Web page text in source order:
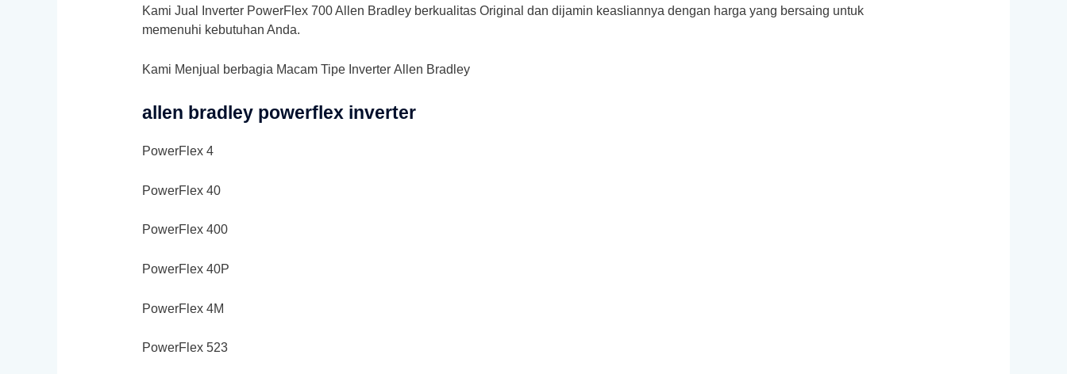
Kami Jual Inverter PowerFlex 700 Allen Bradley berkualitas Original dan dijamin keasliannya dengan harga yang bersaing untuk
memenuhi kebutuhan Anda.
Kami Menjual berbagia Macam Tipe Inverter Allen Bradley
allen bradley powerflex inverter
PowerFlex 4
PowerFlex 40
PowerFlex 400
PowerFlex 40P
PowerFlex 4M
PowerFlex 523